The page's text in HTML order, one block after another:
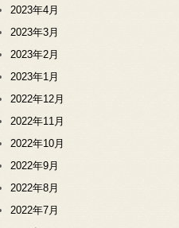
2023年4月
2023年3月
2023年2月
2023年1月
2022年12月
2022年11月
2022年10月
2022年9月
2022年8月
2022年7月